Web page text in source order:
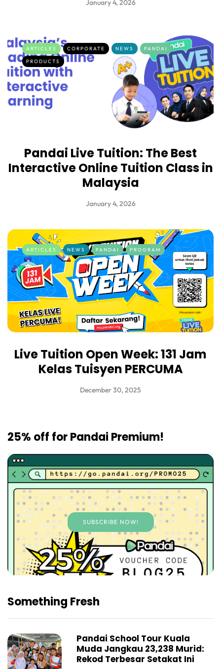
January 4, 2026
ARTICLES CORPORATE NEWS
PANDAI
PRODUCTS
Pandai Live Tuition: The Best
Interactive Online Tuition Class in
Malaysia
January 4, 2026
ARTICLES NEWS PANDAI PROGRAM
Live Tuition Open Week: 131 Jam
Kelas Tuisyen PERCUMA
December 30, 2025
25% off for Pandai Premium!
SUBSCRIBE NOW!
Something Fresh
Pandai School Tour Kuala
Muda Jangkau 23,238 Murid:
Rekod Terbesar Setakat Ini